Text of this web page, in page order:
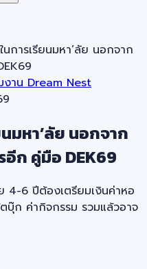
นการเรียนมหา’ลัย นอกจาก
งาน Dream Nest
มหา’ลัย นอกจาก
อีก คู่มือ DEK69
4-6 ปีต้องเตรียมเงินค่าหอ
บุ๊ก ค่ากิจกรรม รวมแล้วอาจ